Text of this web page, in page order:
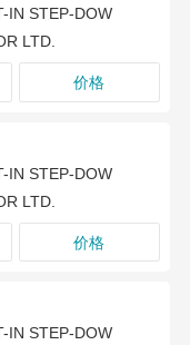
IN STEP-DOW
LTD.
价格
IN STEP-DOW
LTD.
价格
IN STEP-DOW